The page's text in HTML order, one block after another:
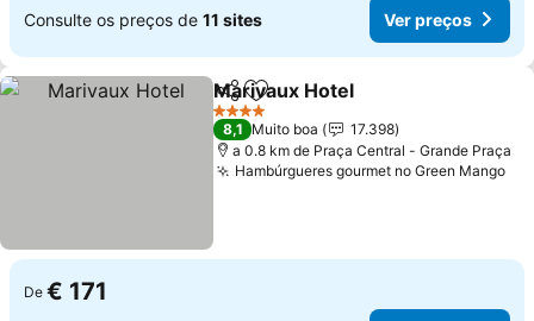
Consulte os preços de 11 sites Ver preços
PartilharAdicionar aos favoritos
Marivaux Hotel
4 Estrelas
8,1 Muito boa
17.398
a 0.8 km de Praça Central - Grande Praça
Hambúrgueres gourmet no Green Mango
De € 171